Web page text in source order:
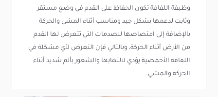
وظيفة اللفافة تكون الحفاظ على القدم في وضع مستقر
وثابت لدعمها بشكل جيد ومناسب أثناء المشي والحركة
بالإضافة إلى امتصاصها للصدمات التي تتعرض لها القدم
من الأرض أثناء الحركة، وبالتالي فإن التعرض لأي مشكلة في
اللفافة الأخمصية يؤدي لالتهابها والشعور بألم شديد أثناء
الحركة والمشي.